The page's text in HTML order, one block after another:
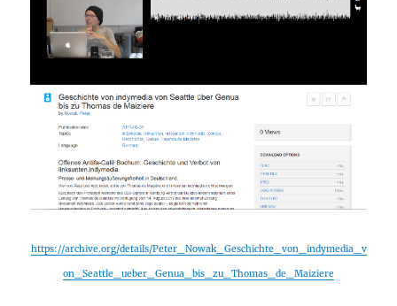
https://archive.org/details/Peter_Nowak_Geschichte_von_indymedia_v
on_Seattle_ueber_Genua_bis_zu_Thomas_de_Maiziere